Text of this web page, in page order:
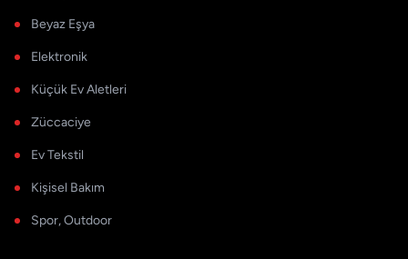
Beyaz Eşya
Elektronik
Küçük Ev Aletleri
Züccaciye
Ev Tekstil
Kişisel Bakım
Spor, Outdoor